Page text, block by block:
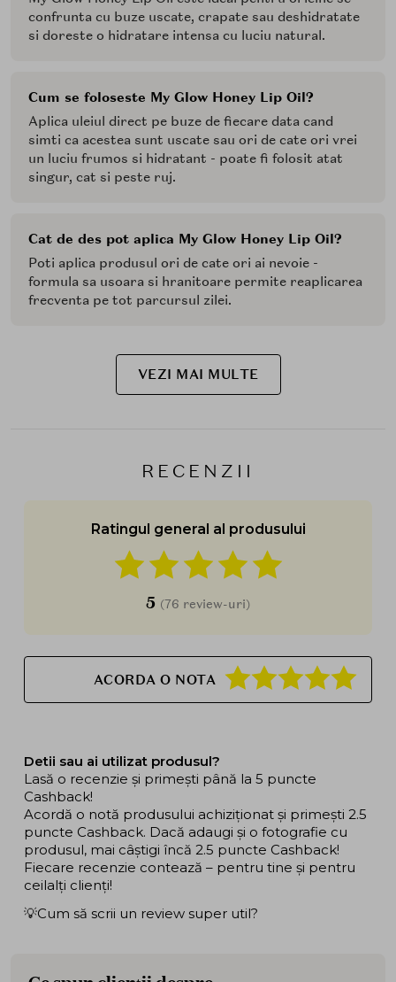
confrunta cu buze uscate, crapate sau deshidratate
si doreste o hidratare intensa cu luciu natural.
Cum se foloseste My Glow Honey Lip Oil?
Aplica uleiul direct pe buze de fiecare data cand
simti ca acestea sunt uscate sau ori de cate ori vrei
un luciu frumos si hidratant - poate fi folosit atat
singur, cat si peste ruj.
Cat de des pot aplica My Glow Honey Lip Oil?
Poti aplica produsul ori de cate ori ai nevoie -
formula sa usoara si hranitoare permite reaplicarea
frecventa pe tot parcursul zilei.
VEZI MAI MULTE
RECENZII
Ratingul general al produsului
5 (76 review-uri)
ACORDA O NOTA
Detii sau ai utilizat produsul?
Lasă o recenzie și primești până la 5 puncte
Cashback!
Acordă o notă produsului achiziționat și primești 2.5
puncte Cashback. Dacă adaugi și o fotografie cu
produsul, mai câștigi încă 2.5 puncte Cashback!
Fiecare recenzie contează – pentru tine și pentru
ceilalți clienți!
💡Cum să scrii un review super util?